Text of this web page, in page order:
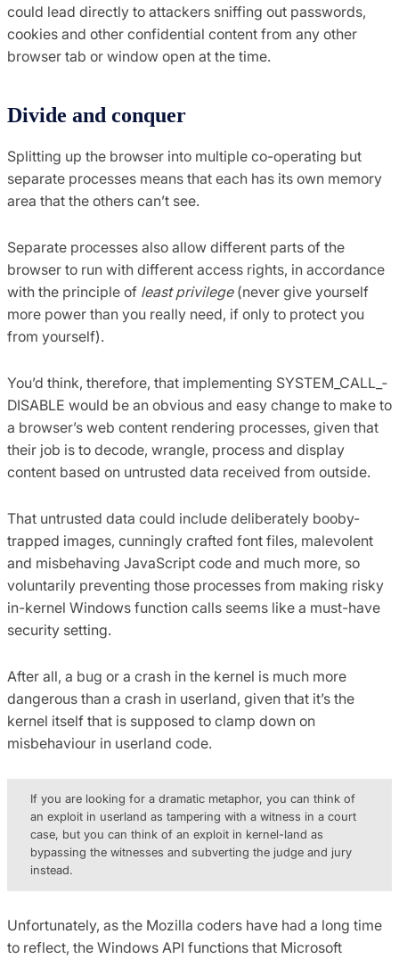
could lead directly to attackers sniffing out passwords,
cookies and other confidential content from any other
browser tab or window open at the time.
Divide and conquer
Splitting up the browser into multiple co-operating but
separate processes means that each has its own memory
area that the others can’t see.
Separate processes also allow different parts of the
browser to run with different access rights, in accordance
with the principle of least privilege(never give yourself
more power than you really need, if only to protect you
from yourself).
You’d think, therefore, that implementing SYSTEM_CALL_­
DISABLE would be an obvious and easy change to make to
a browser’s web content rendering processes, given that
their job is to decode, wrangle, process and display
content based on untrusted data received from outside.
That untrusted data could include deliberately booby-
trapped images, cunningly crafted font files, malevolent
and misbehaving JavaScript code and much more, so
voluntarily preventing those processes from making risky
in-kernel Windows function calls seems like a must-have
security setting.
After all, a bug or a crash in the kernel is much more
dangerous than a crash in userland, given that it’s the
kernel itself that is supposed to clamp down on
misbehaviour in userland code.
If you are looking for a dramatic metaphor, you can think of
an exploit in userland as tampering with a witness in a court
case, but you can think of an exploit in kernel-land as
bypassing the witnesses and subverting the judge and jury
instead.
Unfortunately, as the Mozilla coders have had a long time
to reflect, the Windows API functions that Microsoft